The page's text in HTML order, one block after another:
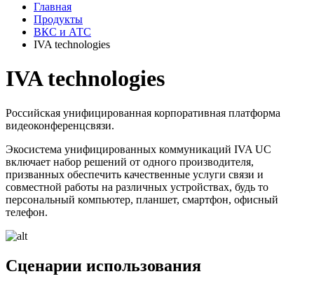
Главная
Продукты
ВКС и АТС
IVA technologies
IVA technologies
Российская унифицированная корпоративная платформа
видеоконференцсвязи.
Экосистема унифицированных коммуникаций IVA UC
включает набор решений от одного производителя,
призванных обеспечить качественные услуги связи и
совместной работы на различных устройствах, будь то
персональный компьютер, планшет, смартфон, офисный
телефон.
Сценарии использования